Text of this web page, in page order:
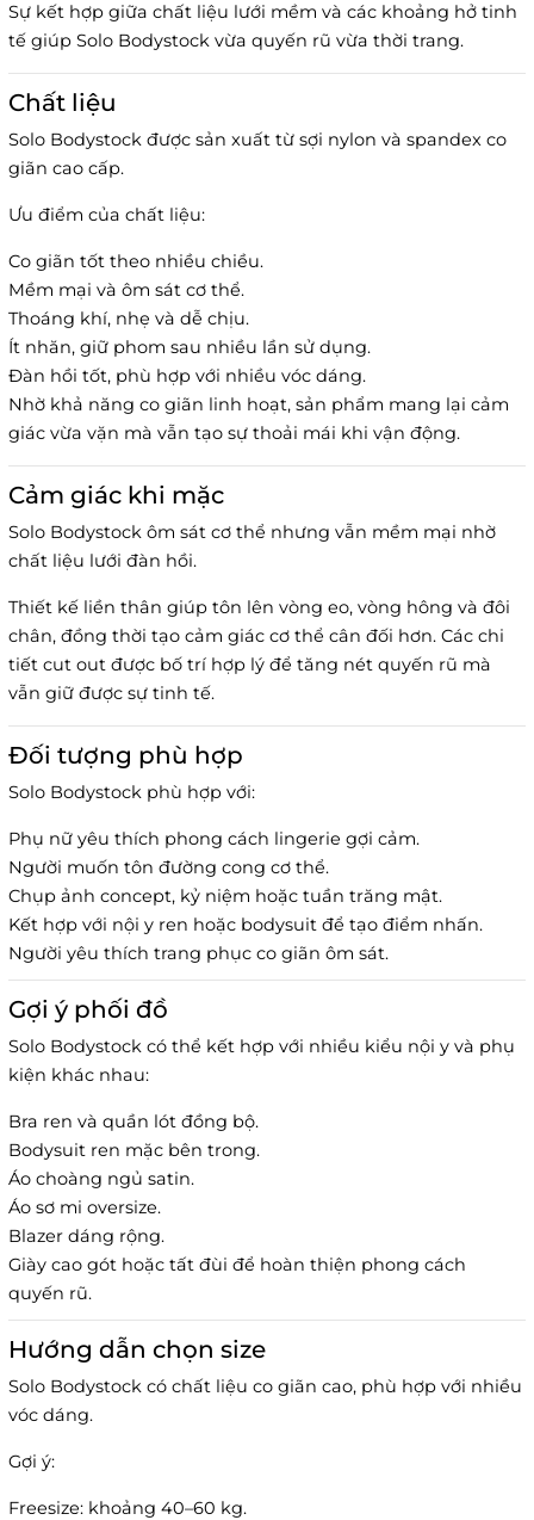
Sự kết hợp giữa chất liệu lưới mềm và các khoảng hở tinh
tế giúp Solo Bodystock vừa quyến rũ vừa thời trang.
Chất liệu
Solo Bodystock được sản xuất từ sợi nylon và spandex co
giãn cao cấp.
Ưu điểm của chất liệu:
Co giãn tốt theo nhiều chiều.
Mềm mại và ôm sát cơ thể.
Thoáng khí, nhẹ và dễ chịu.
Ít nhăn, giữ phom sau nhiều lần sử dụng.
Đàn hồi tốt, phù hợp với nhiều vóc dáng.
Nhờ khả năng co giãn linh hoạt, sản phẩm mang lại cảm
giác vừa vặn mà vẫn tạo sự thoải mái khi vận động.
Cảm giác khi mặc
Solo Bodystock ôm sát cơ thể nhưng vẫn mềm mại nhờ
chất liệu lưới đàn hồi.
Thiết kế liền thân giúp tôn lên vòng eo, vòng hông và đôi
chân, đồng thời tạo cảm giác cơ thể cân đối hơn. Các chi
tiết cut out được bố trí hợp lý để tăng nét quyến rũ mà
vẫn giữ được sự tinh tế.
Đối tượng phù hợp
Solo Bodystock phù hợp với:
Phụ nữ yêu thích phong cách lingerie gợi cảm.
Người muốn tôn đường cong cơ thể.
Chụp ảnh concept, kỷ niệm hoặc tuần trăng mật.
Kết hợp với nội y ren hoặc bodysuit để tạo điểm nhấn.
Người yêu thích trang phục co giãn ôm sát.
Gợi ý phối đồ
Solo Bodystock có thể kết hợp với nhiều kiểu nội y và phụ
kiện khác nhau:
Bra ren và quần lót đồng bộ.
Bodysuit ren mặc bên trong.
Áo choàng ngủ satin.
Áo sơ mi oversize.
Blazer dáng rộng.
Giày cao gót hoặc tất đùi để hoàn thiện phong cách
quyến rũ.
Hướng dẫn chọn size
Solo Bodystock có chất liệu co giãn cao, phù hợp với nhiều
vóc dáng.
Gợi ý:
Freesize: khoảng 40–60 kg.